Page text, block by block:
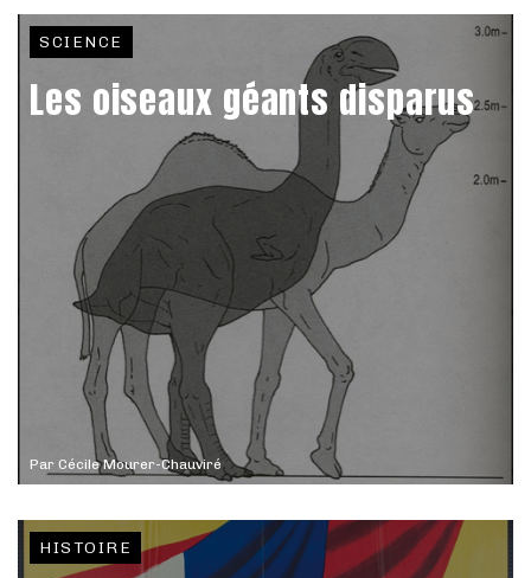
Par Cécile Mourer-Chauviré
SCIENCE
Les oiseaux géants disparus
HISTOIRE